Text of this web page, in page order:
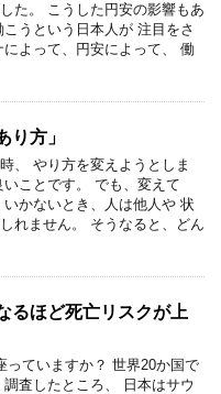
た。 こうした円安の影響もあ
うという日本人が 注目をさ
よって、円安によって、 働
り方」
、 やり方を変えようとしま
ことです。 でも、変えて
かないとき、人は他人や 状
れません。 そうなると、どん
るほど死亡リスクが上
っていますか？ 世界20か国で
査したところ、 日本はサウ